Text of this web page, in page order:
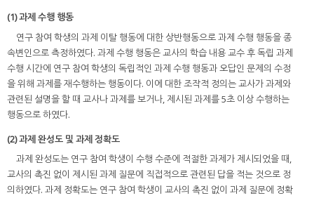
(1) 과제 수행 행동
연구 참여 학생의 과제 이탈 행동에 대한 상반행동으로 과제 수행 행동을 종
속변인으로 측정하였다. 과제 수행 행동은 교사의 학습 내용 교수 후 독립 과제
수행 시간에 연구 참여 학생의 독립적인 과제 수행 행동과 오답인 문제의 수정
을 위해 과제를 재수행하는 행동이다. 이에 대한 조작적 정의는 교사가 과제와
관련된 설명을 할 때 교사나 과제를 보거나, 제시된 과제를 5초 이상 수행하는
행동으로 하였다.
(2) 과제 완성도 및 과제 정확도
과제 완성도는 연구 참여 학생이 수행 수준에 적절한 과제가 제시되었을 때,
교사의 촉진 없이 제시된 과제 질문에 직접적으로 관련된 답을 적는 것으로 정
의하였다. 과제 정확도는 연구 참여 학생이 교사의 촉진 없이 과제 질문에 정확